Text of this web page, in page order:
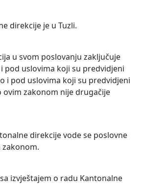
direkcije je u Tuzli.
u svom poslovanju zaključuje
pod uslovima koji su predvidjeni
i pod uslovima koji su predvidjeni
ovim zakonom nije drugačije
direkcije vode se poslovne
zakonom.
izvještajem o radu Kantonalne